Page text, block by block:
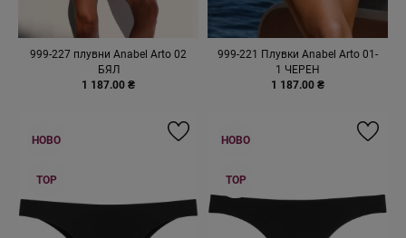
999-227 плувни Anabel Arto 02
БЯЛ
1 187.00 ₴
999-221 Плувки Anabel Arto 01-
1 ЧЕРЕН
1 187.00 ₴
НОВО
TOP
НОВО
TOP